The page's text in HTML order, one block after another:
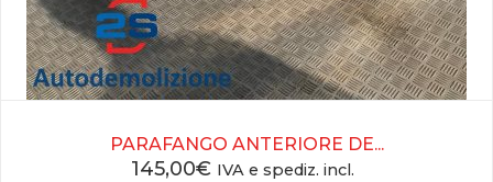
PARAFANGO ANTERIORE DE...
145,00€ IVA e spediz. incl.